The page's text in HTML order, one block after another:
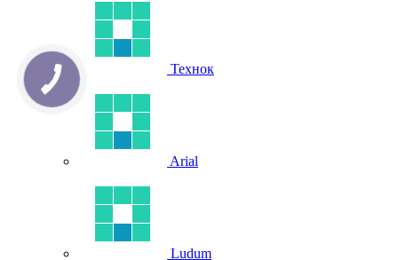
Технок
Arial
Ludum